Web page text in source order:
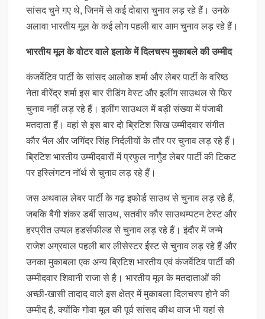
सांसद चुने गए थे, जिनमें से कई दोबारा चुनाव लड़ रहे हैं। उनके
अलावा भारतीय मूल के कई लोग पहली बार आम चुनाव लड़ रहे हैं।
भारतीय मूल के वोटर वाले इलाके में दिलचस्प मुकाबले की उम्मीद
कंजर्वेटिव पार्टी के सांसद आलोक शर्मा और लेबर पार्टी के वरिष्ठ
नेता वीरेंद्र शर्मा इस बार रीडिंग वेस्ट और इलींग साउथल से फिर
चुनाव नहीं लड़ रहे हैं। इलींग साउथल में बड़ी संख्या में पंजाबी
मतदाता हैं। वहां से इस बार दो ब्रिटिश सिख उम्मीदवार संगीत
कौर भैल और जगिंदर सिंह निर्दलीयों के तौर पर चुनाव लड़ रहे हैं।
ब्रिटिश भारतीय उम्मीदवारों में प्रफुल नार्गुंड लेबर पार्टी की टिकट
पर इस्लिंगटन नॉर्थ से चुनाव लड़ रहे हैं।
जस अथवाल लेबर पार्टी के गढ़ इफोर्ड साउथ से चुनाव लड़ रहे हैं,
जबकि बैगी शंकर डर्बी साउथ, सतवीर कौर साउथम्पटन टेस्ट और
हरप्रीत उप्पल हडर्सफील्ड से चुनाव लड़ रहे हैं। इंदौर में जन्मे
राजेश अग्रवाल पहली बार लीसेस्टर ईस्ट से चुनाव लड़ रहे हैं और
उनका मुकाबला एक अन्य ब्रिटिश भारतीय एवं कंजर्वेटिव पार्टी की
उम्मीदवार शिवानी राजा से है। भारतीय मूल के मतदाताओं की
अच्छी-खासी तादाद वाले इस क्षेत्र में मुकाबला दिलचस्प होने की
उम्मीद है, क्योंकि गोवा मूल की पूर्व सांसद कीथ वाज भी यहां से